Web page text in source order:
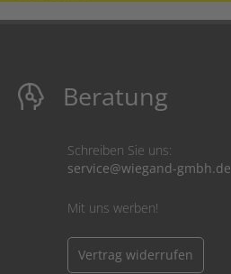
Beratung
Schreiben Sie uns:
service@wiegand-gmbh.de
Mit uns werben!
Vertrag widerrufen